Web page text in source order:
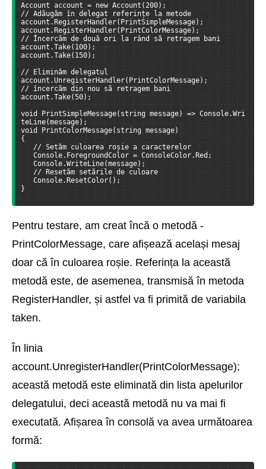
Account account = new Account(200);
// Adăugăm în delegat referințe la metode
account.RegisterHandler(PrintSimpleMessage);
account.RegisterHandler(PrintColorMessage);
// Încercăm de două ori la rând să retragem bani
account.Take(100);
account.Take(150);
// Eliminăm delegatul
account.UnregisterHandler(PrintColorMessage);
// încercăm din nou să retragem bani
account.Take(50);
void PrintSimpleMessage(string message) => Console.Wri
teLine(message);
void PrintColorMessage(string message)
{
// Setăm culoarea roșie a caracterelor
Console.ForegroundColor = ConsoleColor.Red;
Console.WriteLine(message);
// Resetăm setările de culoare
Console.ResetColor();
}
Pentru testare, am creat încă o metodă -
PrintColorMessage, care afișează același mesaj
doar că în culoarea roșie. Referința la această
metodă este, de asemenea, transmisă în metoda
RegisterHandler, și astfel va fi primită de variabila
taken.
În linia
account.UnregisterHandler(PrintColorMessage);
această metodă este eliminată din lista apelurilor
delegatului, deci această metodă nu va mai fi
executată. Afișarea în consolă va avea următoarea
formă: